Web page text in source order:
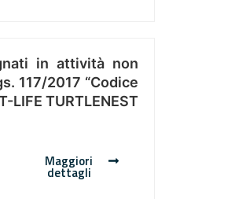
in attività non
117/2017 “Codice
TURTLENEST
Maggiori
dettagli